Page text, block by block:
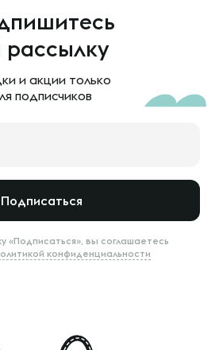
рассылку
и акции только
подписчиков
Подписаться
«Подписаться», вы соглашаетесь
конфиденциальности